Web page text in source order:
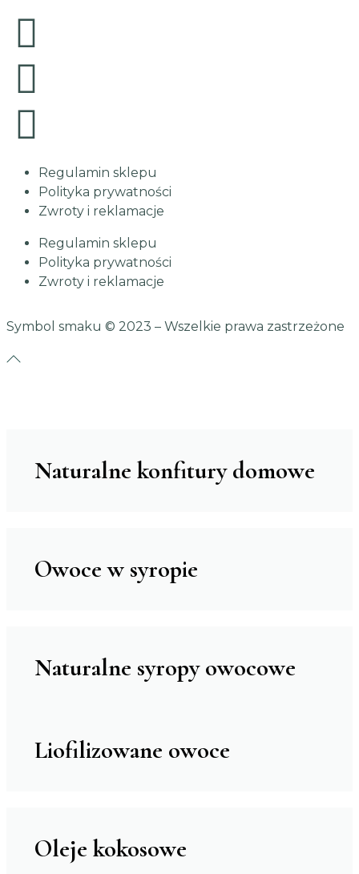
Symbol smaku © 2023 – Wszelkie prawa zastrzeżone
Regulamin sklepu
Polityka prywatności
Zwroty i reklamacje
Regulamin sklepu
Polityka prywatności
Zwroty i reklamacje
Naturalne konfitury domowe
Owoce w syropie
Naturalne syropy owocowe
Liofilizowane owoce
Oleje kokosowe